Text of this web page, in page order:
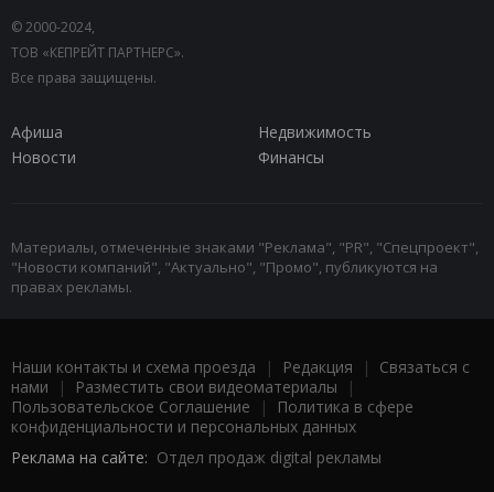
© 2000-2024,
ТОВ «КЕПРЕЙТ ПАРТНЕРС».
Все права защищены.
Афиша
Недвижимость
Новости
Финансы
Материалы, отмеченные знаками "Реклама", "PR", "Спецпроект",
"Новости компаний", "Актуально", "Промо", публикуются на
правах рекламы.
Наши контакты и схема проезда | Редакция | Связаться с
нами | Разместить свои видеоматериалы |
Пользовательское Соглашение |
Политика в сфере
конфиденциальности и персональных данных
Реклама на сайте: Отдел продаж digital рекламы